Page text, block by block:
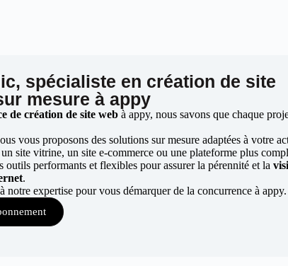
spécialiste en création de site
mesure à appy
de création de site web à appy, nous savons que chaque
vous proposons des solutions sur mesure adaptées à votre
site vitrine, un site e-commerce ou une plateforme plus
outils performants et flexibles pour assurer la pérennité et la
.
notre expertise pour vous démarquer de la concurrence à appy.